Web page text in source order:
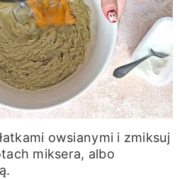
owsianymi i zmiksuj
miksera, albo